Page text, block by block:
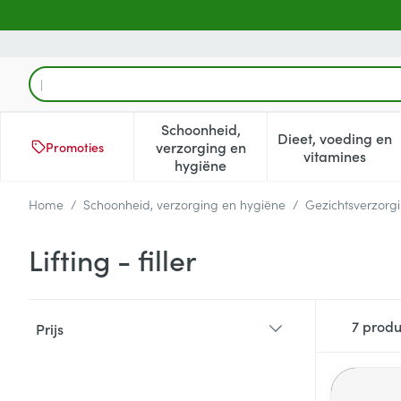
Product, merk, categorie...
Promoties
Schoonheid,
verzorging en
hygiëne
Toon submenu voor
Dieet, voeding en
vitamines
Toon
Home / Schoonheid, verzorging en hygiëne /
Lifting - filler
Prijs
7